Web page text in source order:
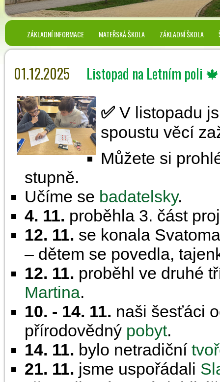
ZÁKLADNÍ INFORMACE MATEŘSKÁ ŠKOLA ZÁKLADNÍ ŠKOLA
01.12.2025 Listopad na Letním poli 🍁
✅ V listopadu
spoustu věcí
Můžete si
stupně.
Učíme se badatelsky.
4. 11. proběhla 3. část
12. 11. se konala
– dětem se povedla,
12. 11. proběhl ve druhé
Martina.
10. - 14. 11. naši šesťáci
přírodovědný pobyt.
14. 11. bylo netradiční
21. 11. jsme uspořádali